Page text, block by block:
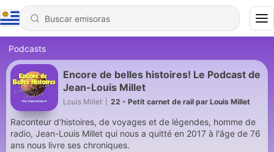
Podcasts
Encore de belles histoires! Le Podcast de
Jean-Louis Millet
Louis Millet 22 - Petit carnet de rail par Louis Millet
Raconteur d'histoires, de voyages et de légendes, homme de
radio, Jean-Louis Millet qui nous a quitté en 2017 à l'âge de 76
ans nous livre ses chroniques.